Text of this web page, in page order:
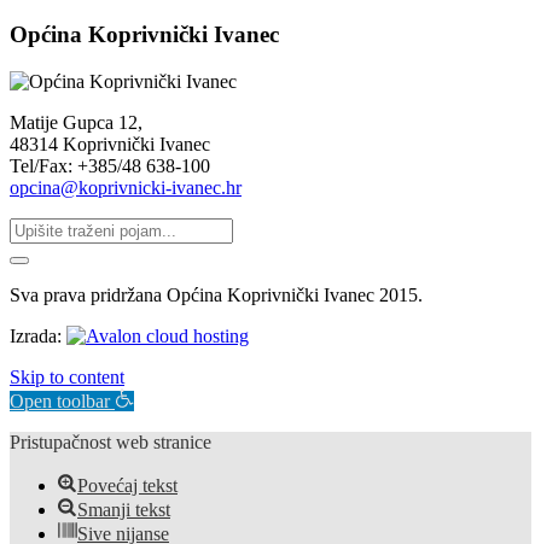
Općina Koprivnički Ivanec
Matije Gupca 12,
48314 Koprivnički Ivanec
Tel/Fax: +385/48 638-100
opcina@koprivnicki-ivanec.hr
Sva prava pridržana Općina Koprivnički Ivanec 2015.
Izrada:
Skip to content
Open toolbar
Pristupačnost web stranice
Povećaj tekst
Smanji tekst
Sive nijanse